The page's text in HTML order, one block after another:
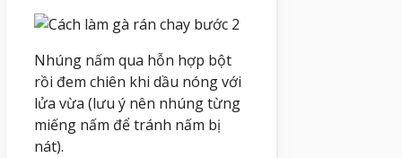
Nhúng nấm qua hỗn hợp bột
rồi đem chiên khi dầu nóng với
lửa vừa (lưu ý nên nhúng từng
miếng nấm để tránh nấm bị
nát).